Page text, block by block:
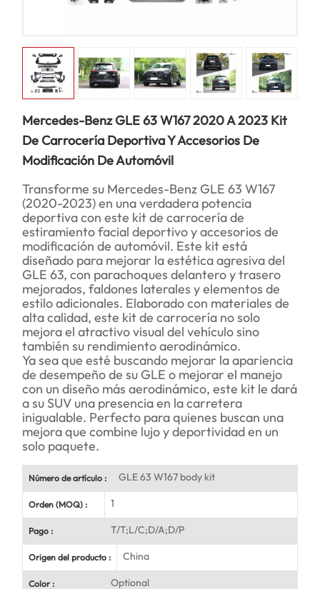
Mercedes-Benz GLE 63 W167 2020 A 2023 Kit
De Carrocería Deportiva Y Accesorios De
Modificación De Automóvil
Transforme su Mercedes-Benz GLE 63 W167
(2020-2023) en una verdadera potencia
deportiva con este kit de carrocería de
estiramiento facial deportivo y accesorios de
modificación de automóvil. Este kit está
diseñado para mejorar la estética agresiva del
GLE 63, con parachoques delantero y trasero
mejorados, faldones laterales y elementos de
estilo adicionales. Elaborado con materiales de
alta calidad, este kit de carrocería no solo
mejora el atractivo visual del vehículo sino
también su rendimiento aerodinámico.
Ya sea que esté buscando mejorar la apariencia
de desempeño de su GLE o mejorar el manejo
con un diseño más aerodinámico, este kit le dará
a su SUV una presencia en la carretera
inigualable. Perfecto para quienes buscan una
mejora que combine lujo y deportividad en un
solo paquete.
Número de artículo : GLE 63 W167 body kit
Orden (MOQ) : 1
Pago : T/T;L/C;D/A;D/P
Origen del producto : China
Color : Optional